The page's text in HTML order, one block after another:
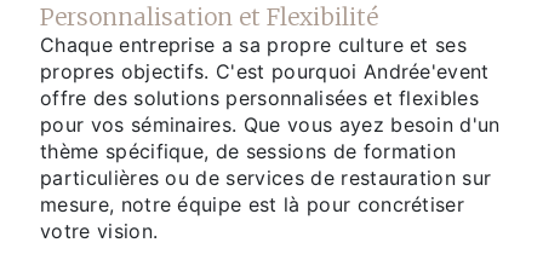
Personnalisation et Flexibilité
Chaque entreprise a sa propre culture et ses
propres objectifs. C'est pourquoi Andrée'event
offre des solutions personnalisées et flexibles
pour vos séminaires. Que vous ayez besoin d'un
thème spécifique, de sessions de formation
particulières ou de services de restauration sur
mesure, notre équipe est là pour concrétiser
votre vision.